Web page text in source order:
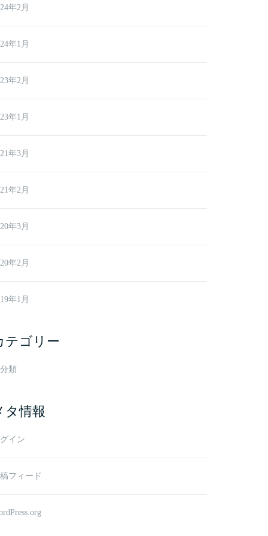
年2月
年1月
年2月
年1月
年3月
年2月
年3月
年2月
年1月
テゴリー
類
タ情報
イン
フィード